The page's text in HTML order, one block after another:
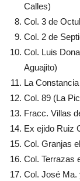
Calles)
Col. 3 de
Col. 2 de
Col. Luis
Aguajito)
La
Col. 89 (La
Fracc. Villas
Ex ejido Ruiz
Col. Granjas
Col. Terrazas
Col. José Ma.